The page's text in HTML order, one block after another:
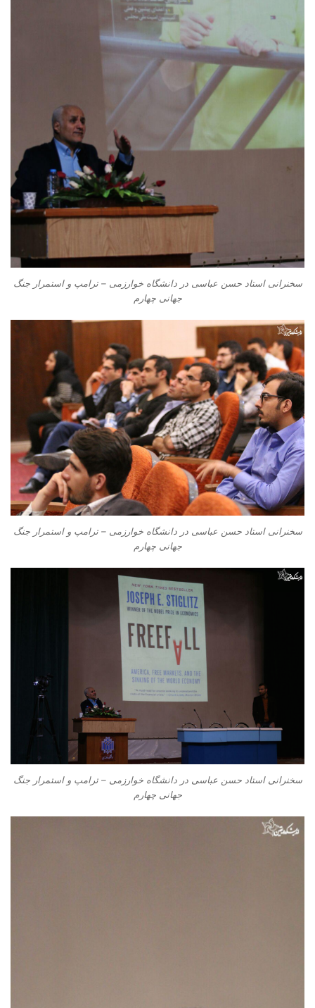
سخنرانی استاد حسن عباسی در دانشگاه خوارزمی – ترامپ و استمرار جنگ
جهانی چهارم
سخنرانی استاد حسن عباسی در دانشگاه خوارزمی – ترامپ و استمرار جنگ
جهانی چهارم
سخنرانی استاد حسن عباسی در دانشگاه خوارزمی – ترامپ و استمرار جنگ
جهانی چهارم